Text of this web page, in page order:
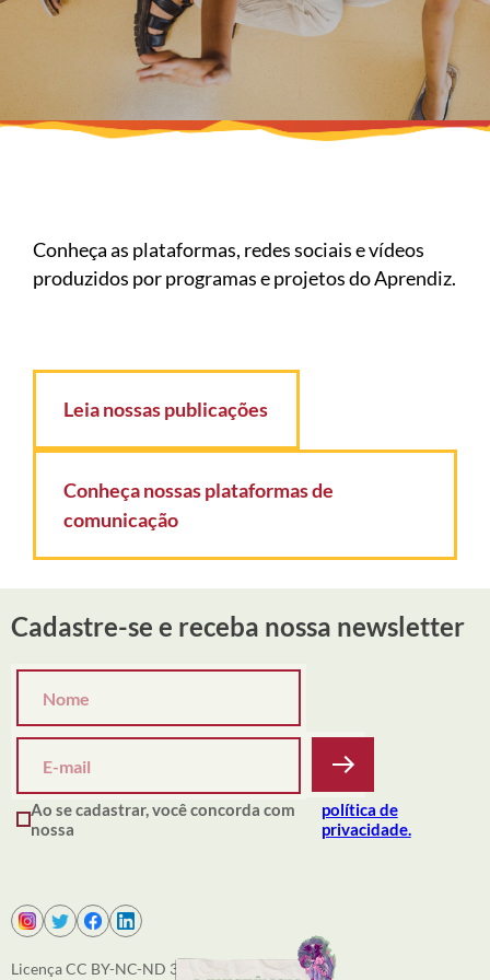
Conheça as plataformas, redes sociais e vídeos
produzidos por programas e projetos do Aprendiz.
Leia nossas publicações
Conheça nossas plataformas de
comunicação
Cadastre-se e receba nossa newsletter
Ao se cadastrar, você concorda com
nossa
política de
privacidade.
Licença CC BY-NC-ND 3.0